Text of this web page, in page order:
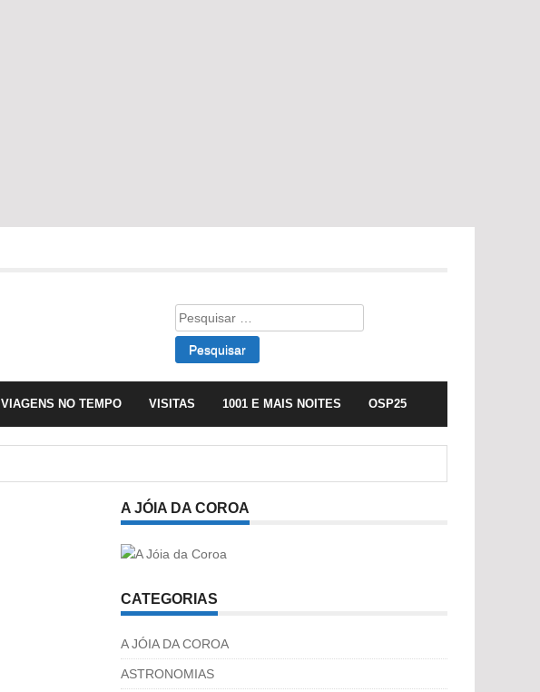
Pesquisar
por:
VIAGENS NO TEMPO VISITAS 1001 E MAIS NOITES OSP25
A JÓIA DA COROA
CATEGORIAS
A JÓIA DA COROA
ASTRONOMIAS